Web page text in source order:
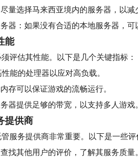
量选择马来西亚境内的服务器，以减
器：如果没有合适的本地服务器，
能
评估其性能。以下是几个关键指标：
能的处理器以应对高负载。
存可以保证游戏的流畅运行。
器提供足够的带宽，以支持多人游戏
提供商
服务提供商非常重要。以下是一些评
找其他用户的评价，了解其服务质量